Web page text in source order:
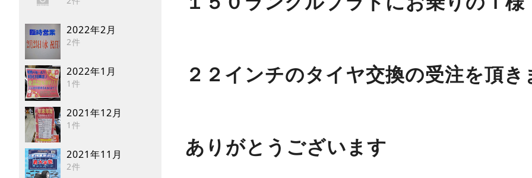
2022年2月
2件
2022年1月
1件
2021年12月
1件
2021年11月
2件
２２インチのタイヤ交換の受注を頂き
ありがとうございます